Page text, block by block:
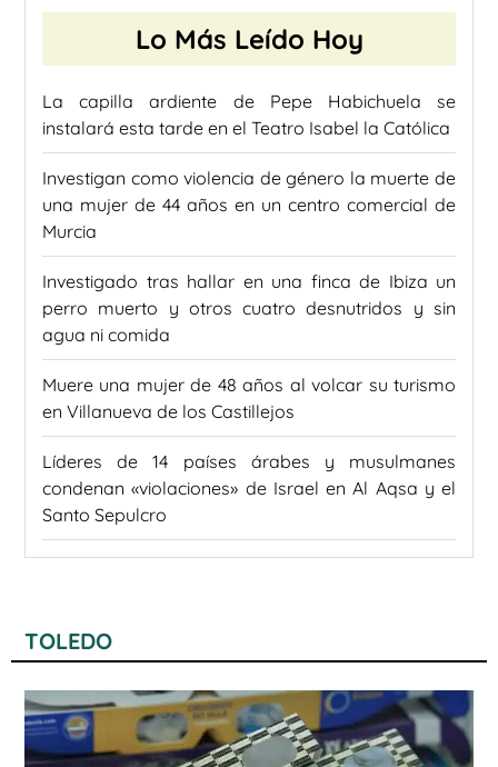
Lo Más Leído Hoy
La capilla ardiente de Pepe Habichuela se
instalará esta tarde en el Teatro Isabel la Católica
Investigan como violencia de género la muerte de
una mujer de 44 años en un centro comercial de
Murcia
Investigado tras hallar en una finca de Ibiza un
perro muerto y otros cuatro desnutridos y sin
agua ni comida
Muere una mujer de 48 años al volcar su turismo
en Villanueva de los Castillejos
Líderes de 14 países árabes y musulmanes
condenan «violaciones» de Israel en Al Aqsa y el
Santo Sepulcro
TOLEDO